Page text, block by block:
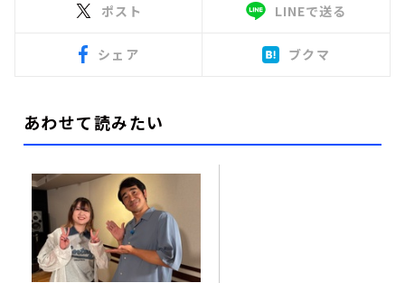
ポスト LINEで送る
シェア ブクマ
あわせて読みたい